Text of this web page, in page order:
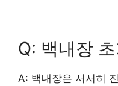
Q: 백내장
A: 백내장은 서서히